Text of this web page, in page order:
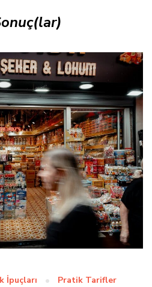
İpuçları Pratik Tarifler